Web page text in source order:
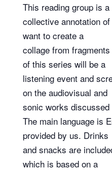
This reading group is a
collective annotation
want to create a
collage from
of this series will be a
listening event and
on the audiovisual and
sonic works discussed
The main language is
provided by us. Drinks
and snacks are
which is based on a